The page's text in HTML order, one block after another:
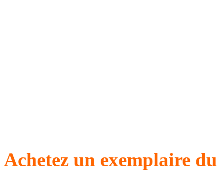
Achetez un exemplaire